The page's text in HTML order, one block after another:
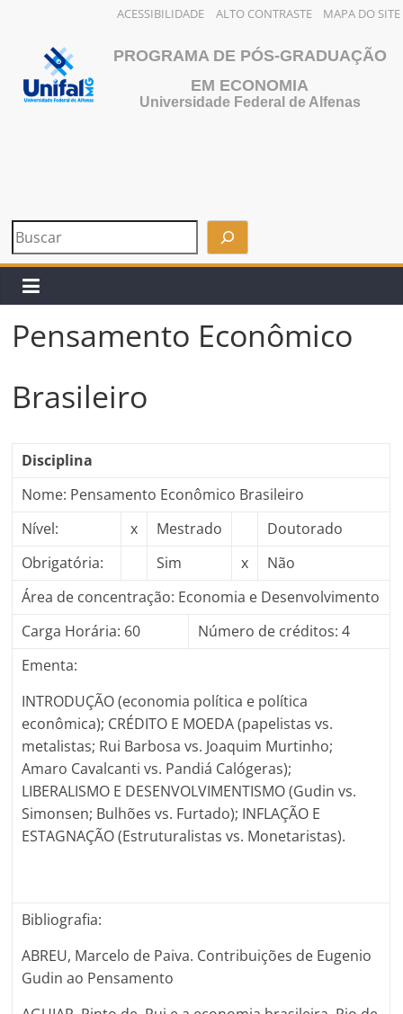
ACESSIBILIDADE ALTO CONTRASTE MAPA DO SITE
conteúdo
PROGRAMA DE PÓS-GRADUAÇÃO
EM ECONOMIA
Universidade Federal de Alfenas
Pensamento Econômico
Brasileiro
Disciplina
Nome: Pensamento Econômico Brasileiro
Nível:
x Mestrado
Doutorado
Obrigatória:
Sim x
Não
Área de concentração: Economia e Desenvolvimento
Carga Horária: 60
Número de créditos: 4
Ementa:
INTRODUÇÃO (economia política e política
econômica); CRÉDITO E MOEDA (papelistas vs.
metalistas; Rui Barbosa vs. Joaquim Murtinho;
Amaro Cavalcanti vs. Pandiá Calógeras);
LIBERALISMO E DESENVOLVIMENTISMO (Gudin vs.
Simonsen; Bulhões vs. Furtado); INFLAÇÃO E
ESTAGNAÇÃO (Estruturalistas vs. Monetaristas).
Bibliografia:
ABREU, Marcelo de Paiva. Contribuições de Eugenio
Gudin ao Pensamento